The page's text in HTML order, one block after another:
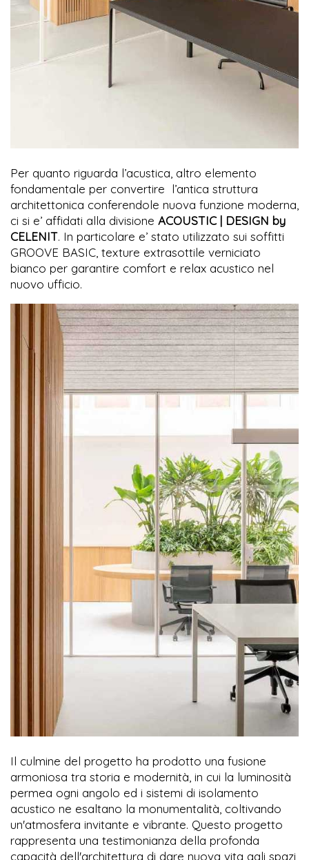
Per quanto riguarda l’acustica, altro elemento
fondamentale per convertire l’antica struttura
architettonica conferendole nuova funzione moderna,
ci si e’ affidati alla divisione ACOUSTIC | DESIGN by
CELENIT. In particolare e’ stato utilizzato sui soffitti
GROOVE BASIC, texture extrasottile verniciato
bianco per garantire comfort e relax acustico nel
nuovo ufficio.
Il culmine del progetto ha prodotto una fusione
armoniosa tra storia e modernità, in cui la luminosità
permea ogni angolo ed i sistemi di isolamento
acustico ne esaltano la monumentalità, coltivando
un'atmosfera invitante e vibrante. Questo progetto
rappresenta una testimonianza della profonda
capacità dell'architettura di dare nuova vita agli spazi